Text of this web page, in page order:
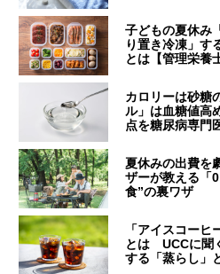
子どもの夏休み
り置き冷凍」す
とは【管理栄養
カロリーは砂糖
ル」は血糖値
点を糖尿病専門
夏休みの出費を
ザーが教える「
食”の裏ワザ
「アイスコー
とは UCCに聞
する「蒸らし」